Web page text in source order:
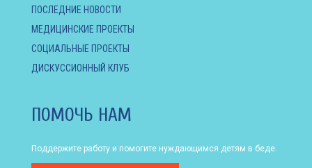
ПОСЛЕДНИЕ НОВОСТИ
МЕДИЦИНСКИЕ ПРОЕКТЫ
СОЦИАЛЬНЫЕ ПРОЕКТЫ
ДИСКУССИОННЫЙ КЛУБ
ПОМОЧЬ НАМ
Поддержите работу и помогите нуждающимся детям в беде.